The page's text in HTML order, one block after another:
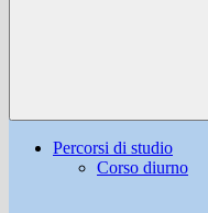
Percorsi di studio
Corso diurno